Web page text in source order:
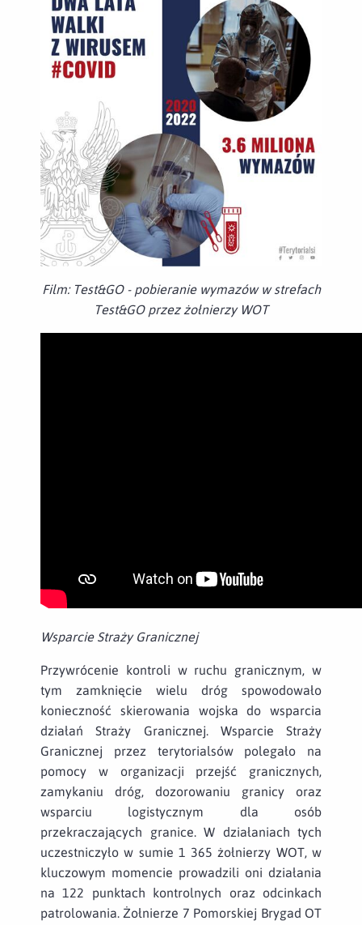
Film: Test&GO - pobieranie wymazów w strefach
Test&GO przez żołnierzy WOT
Wsparcie Straży Granicznej
Przywrócenie kontroli w ruchu granicznym, w
tym zamknięcie wielu dróg spowodowało
konieczność skierowania wojska do wsparcia
działań Straży Granicznej. Wsparcie Straży
Granicznej przez terytorialsów polegało na
pomocy w organizacji przejść granicznych,
zamykaniu dróg, dozorowaniu granicy oraz
wsparciu logistycznym dla osób
przekraczających granice. W działaniach tych
uczestniczyło w sumie 1 365 żołnierzy WOT, w
kluczowym momencie prowadzili oni działania
na 122 punktach kontrolnych oraz odcinkach
patrolowania. Żołnierze 7 Pomorskiej Brygad OT